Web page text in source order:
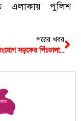
এলাকায় পুলিশ
পরের খবর
পদ্মা সেতুর সংযোগ সড়কের পিঁচঢালাই শেষ